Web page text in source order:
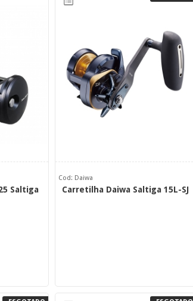
Saltiga
Cod: Daiwa
Carretilha Daiwa Saltiga 15L-SJ